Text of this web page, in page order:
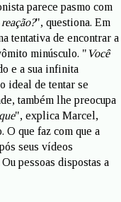
parece pasmo com
", questiona. Em
tentativa de encontrar a
minúsculo. "Você
e a sua infinita
ideal de tentar se
também lhe preocupa
", explica Marcel,
O que faz com que a
seus vídeos
pessoas dispostas a